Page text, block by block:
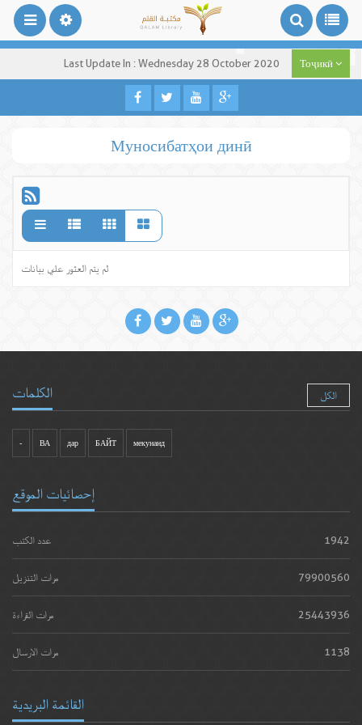
Last Update In : Wednesday 28 October 2020 Тоҷикӣ
Муносибатҳои динӣ
لم يتم العثور علي بيانات
الكلمات الكل
- ВА дар БАЙТ мекунанд
إحصائيات الموقع
عدد الكتب 1942
مرات التنزيل 79900560
مرات القراءة 25443936
مرات الارسال 1138
القائمة البريدية